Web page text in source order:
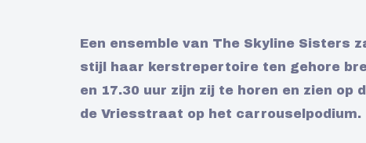
Een ensemble van The Skyline Sisters
stijl haar kerstrepertoire ten gehore
en 17.30 uur zijn zij te horen en zien op
de Vriesstraat op het carrouselpodium.